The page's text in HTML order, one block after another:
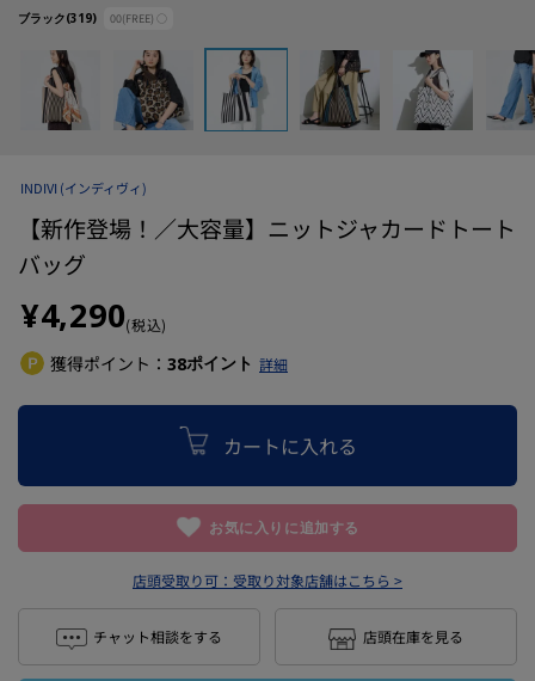
ブラック(319) 00(FREE) ○
INDIVI (インディヴィ)
【新作登場！／大容量】ニットジャカードトート
バッグ
¥4,290(税込)
獲得ポイント： 38ポイント 詳細
カートに入れる
お気に入りに追加する
店頭受取り可： 受取り対象店舗はこちら >
チャット相談をする 店頭在庫を見る